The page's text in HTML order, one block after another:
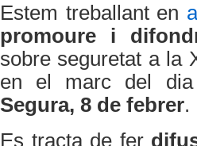
Estem treballant en
promoure i
sobre seguretat a la
en el marc del
Segura, 8 de febrer.
Es tracta de fer